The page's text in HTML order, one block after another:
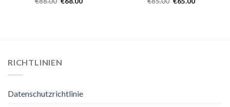
RICHTLINIEN
Datenschutzrichtlinie